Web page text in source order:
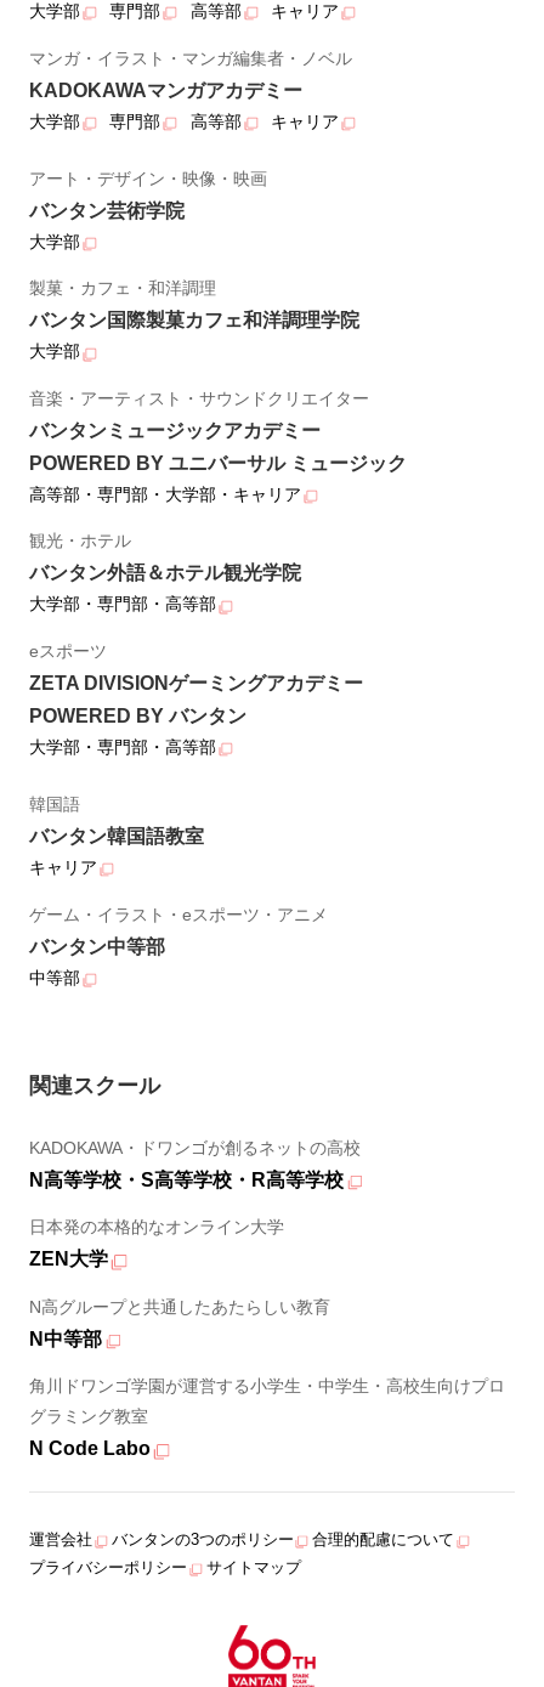
大学部 専門部 高等部 キャリア
マンガ・イラスト・マンガ編集者・ノベル
KADOKAWAマンガアカデミー
大学部 専門部 高等部 キャリア
アート・デザイン・映像・映画
バンタン芸術学院
大学部
製菓・カフェ・和洋調理
バンタン国際製菓カフェ和洋調理学院
大学部
音楽・アーティスト・サウンドクリエイター
バンタンミュージックアカデミー
POWERED BY ユニバーサル ミュージック
高等部・専門部・大学部・キャリア
観光・ホテル
バンタン外語＆ホテル観光学院
大学部・専門部・高等部
eスポーツ
ZETA DIVISIONゲーミングアカデミー
POWERED BY バンタン
大学部・専門部・高等部
韓国語
バンタン韓国語教室
キャリア
ゲーム・イラスト・eスポーツ・アニメ
バンタン中等部
中等部
関連スクール
KADOKAWA・ドワンゴが創るネットの高校
N高等学校・S高等学校・R高等学校
日本発の本格的なオンライン大学
ZEN大学
N高グループと共通したあたらしい教育
N中等部
角川ドワンゴ学園が運営する小学生・中学生・高校生向けプロ
グラミング教室
N Code Labo
運営会社 バンタンの3つのポリシー
合理的配慮について
プライバシーポリシー
サイトマップ